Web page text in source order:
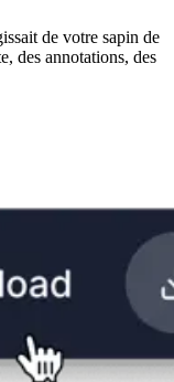
de votre sapin de
des annotations, des